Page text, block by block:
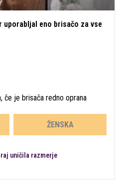
eno brisačo za vse
če je brisača redno oprana
ŽENSKA
uničila razmerje